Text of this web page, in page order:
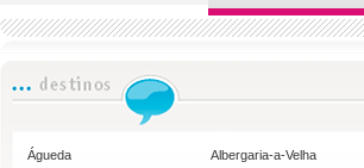
Águeda Albergaria-a-Velha